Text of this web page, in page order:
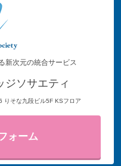
新次元の統合サービス
ジソサエティ
りそな九段ビル5F KSフロア
ォーム